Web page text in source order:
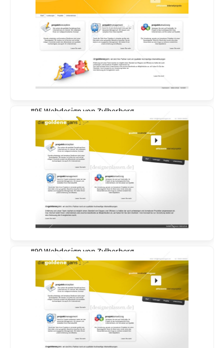
#95 Webdesign von Zylberberg
#90 Webdesign von Zylberberg